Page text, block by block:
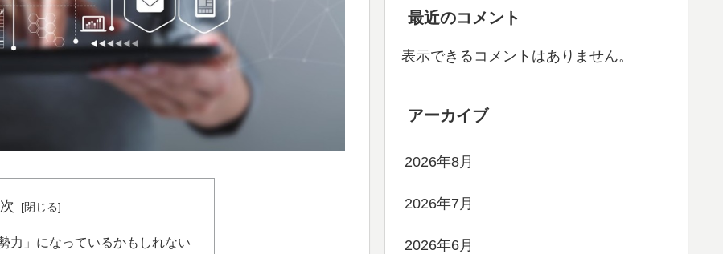
力」になっているかもしれない
最近のコメント
表示できるコメントはありません。
アーカイブ
2026年8月
2026年7月
2026年6月